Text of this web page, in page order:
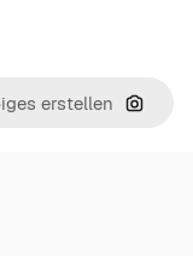
Nach